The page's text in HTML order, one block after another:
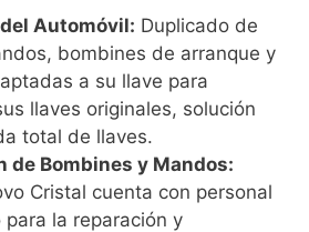
Automóvil: Duplicado de
bombines de arranque y
a su llave para
llaves originales, solución
total de llaves.
de Bombines y Mandos:
Cristal cuenta con personal
para la reparación y